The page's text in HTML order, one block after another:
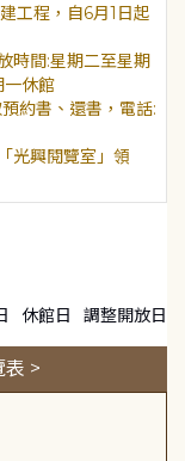
工程，自6月1日起
時間:星期二至星期
休館
約書、還書，電話:
光興閱覽室」領
休館日 調整開放日
>